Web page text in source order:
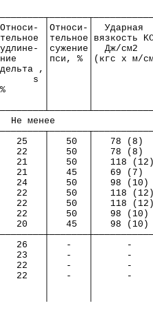
│Относи-│
│тельное│вязкость
│сужение│  Дж/см2
│пси, % │(кгс x м/
,│       │
s │       │
│       │
│       │
Не менее
25   │   50  │   78 (8)
22   │   50  │   78 (8)
21   │   50  │   118 (12)
21   │   45  │   69 (7)
24   │   50  │   98
22   │   50  │   118
22   │   50  │   118
22   │   50  │   98
20   │   45  │   98
26   │   -   │      -
23   │   -   │      -
22   │   -   │      -
22   │   -   │      -